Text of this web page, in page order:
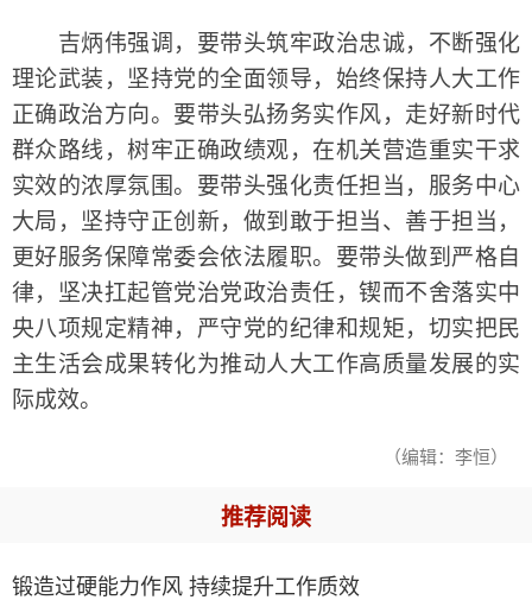
吉炳伟强调，要带头筑牢政治忠诚，不断强化
理论武装，坚持党的全面领导，始终保持人大工作
正确政治方向。要带头弘扬务实作风，走好新时代
群众路线，树牢正确政绩观，在机关营造重实干求
实效的浓厚氛围。要带头强化责任担当，服务中心
大局，坚持守正创新，做到敢于担当、善于担当，
更好服务保障常委会依法履职。要带头做到严格自
律，坚决扛起管党治党政治责任，锲而不舍落实中
央八项规定精神，严守党的纪律和规矩，切实把民
主生活会成果转化为推动人大工作高质量发展的实
际成效。
（编辑：李恒）
推荐阅读
锻造过硬能力作风 持续提升工作质效